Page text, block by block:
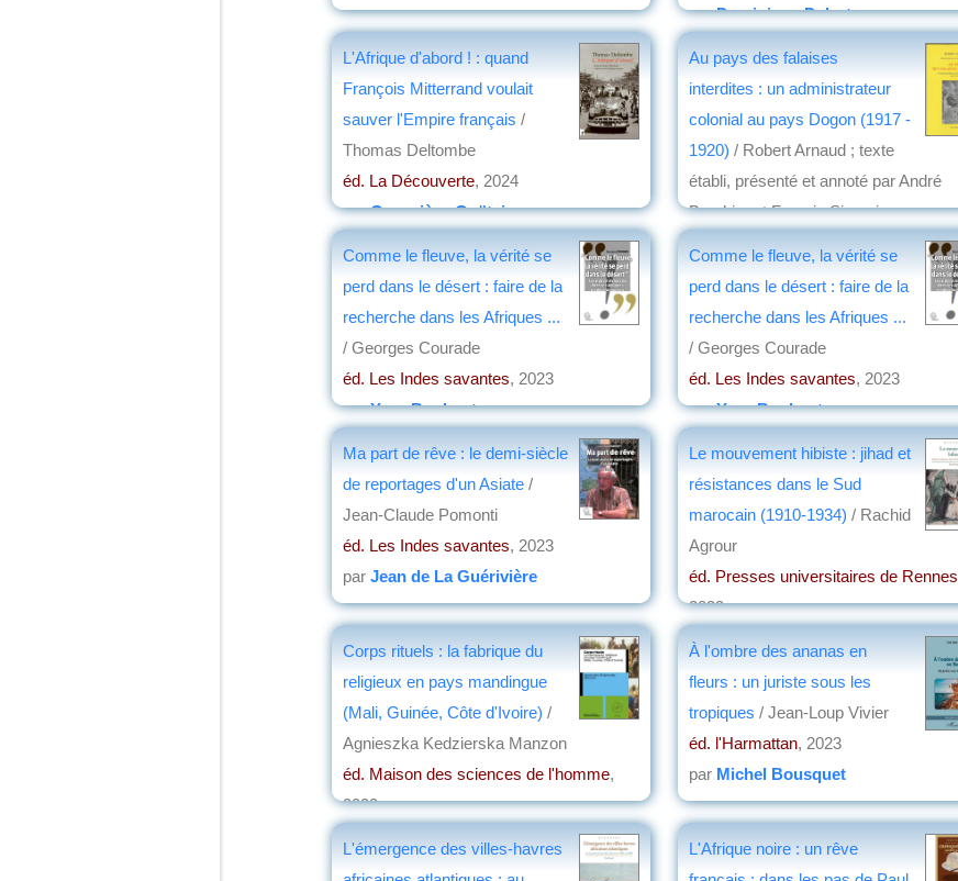
parDominique Delort
L'Afrique d'abord ! : quand
François Mitterrand voulait
sauver l'Empire français /
Thomas Deltombe
éd. La Découverte, 2024
parGeneviève Goëtzinger
Au pays des falaises
interdites : un administrateur
colonial au pays Dogon (1917 -
1920) / Robert Arnaud ; texte
établi, présenté et annoté par André
Brochier et Francis Simonis
Comme le fleuve, la vérité se
perd dans le désert : faire de la
recherche dans les Afriques ...
/ Georges Courade
éd. Les Indes savantes, 2023
parYves Boulvert
Comme le fleuve, la vérité se
perd dans le désert : faire de la
recherche dans les Afriques ...
/ Georges Courade
éd. Les Indes savantes, 2023
parYves Boulvert
Ma part de rêve : le demi-siècle
de reportages d'un Asiate /
Jean-Claude Pomonti
éd. Les Indes savantes, 2023
par Jean de La Guérivière
Le mouvement hibiste : jihad et
résistances dans le Sud
marocain (1910-1934) / Rachid
Agrour
éd. Presses universitaires de Rennes
2023
par
Corps rituels : la fabrique du
religieux en pays mandingue
(Mali, Guinée, Côte d'Ivoire) /
Agnieszka Kedzierska Manzon
éd. Maison des sciences de l'homme,
2023
À l'ombre des ananas en
fleurs : un juriste sous les
tropiques / Jean-Loup Vivier
éd. l'Harmattan, 2023
par Michel Bousquet
L'émergence des villes-havres
L'Afrique noire : un rêve